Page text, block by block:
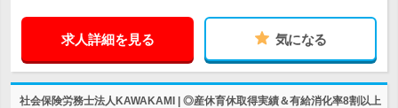
求人詳細を見る 気になる
社会保険労務士法人KAWAKAMI | ◎産休育休取得実績＆有給消化率8割以上